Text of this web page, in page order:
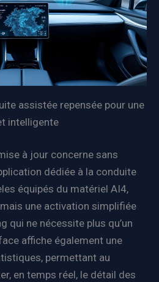
assistée repensée pour une
intelligente
à jour concerne sans
dédiée à la conduite
équipés du matériel AI4,
une activation simplifiée
qui ne nécessite plus qu’un
affiche également une
permettant au
en temps réel, le détail des